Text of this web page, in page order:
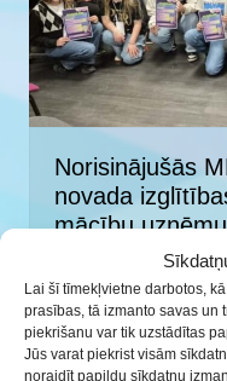
Lai šī tīmekļvietne darbotos,
prasības, tā izmanto savas un
piekrišanu var tik uzstādītas
Jūs varat piekrist visām
noraidīt papildu sīkdatņu
Norisinājušās
novada
mācību